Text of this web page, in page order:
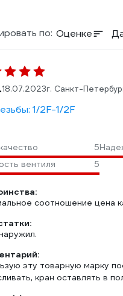
по: Оценке
18.07.2023г. Санкт-
1/2F-1/2F
5
вентиля
5
соотношение цена
эту товарную марку
кран оставлять в